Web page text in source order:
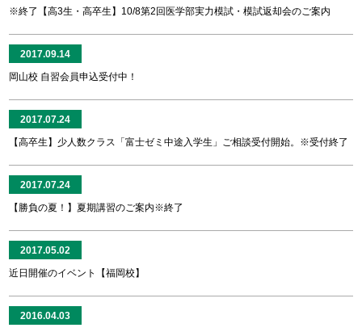
※終了【高3生・高卒生】10/8第2回医学部実力模試・模試返却会のご案内
2017.09.14
岡山校 自習会員申込受付中！
2017.07.24
【高卒生】少人数クラス「富士ゼミ中途入学生」ご相談受付開始。※受付終了
2017.07.24
【勝負の夏！】夏期講習のご案内※終了
2017.05.02
近日開催のイベント【福岡校】
2016.04.03